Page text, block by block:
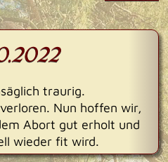
traurig.
Nun hoffen wir,
Abort gut erholt und
wieder fit wird.